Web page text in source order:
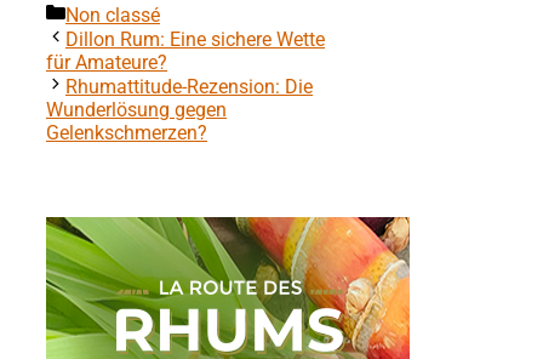
Kategorien
Non classé
Dillon Rum: Eine sichere Wette
für Amateure?
Rhumattitude-Rezension: Die
Wunderlösung gegen
Gelenkschmerzen?